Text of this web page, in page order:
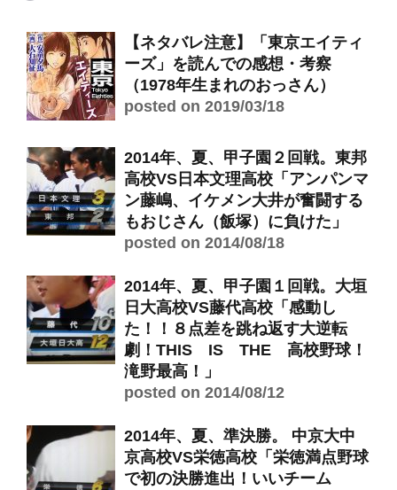
【ネタバレ注意】「東京エイティ
ーズ」を読んでの感想・考察
（1978年生まれのおっさん）
posted on 2019/03/18
2014年、夏、甲子園２回戦。東邦
高校VS日本文理高校「アンパンマ
ン藤嶋、イケメン大井が奮闘する
もおじさん（飯塚）に負けた」
posted on 2014/08/18
2014年、夏、甲子園１回戦。大垣
日大高校VS藤代高校「感動し
た！！８点差を跳ね返す大逆転
劇！THIS IS THE 高校野球！
滝野最高！」
posted on 2014/08/12
2014年、夏、準決勝。 中京大中
京高校VS栄徳高校「栄徳満点野球
で初の決勝進出！いいチーム